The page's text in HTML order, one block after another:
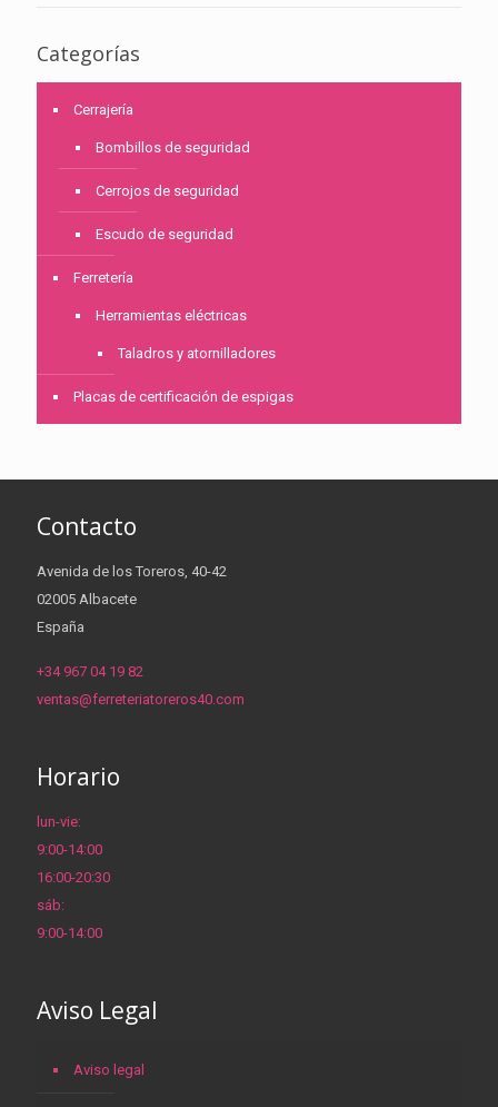
Categorías
Cerrajería
Bombillos de seguridad
Cerrojos de seguridad
Escudo de seguridad
Ferretería
Herramientas eléctricas
Taladros y atornilladores
Placas de certificación de espigas
Contacto
Avenida de los Toreros, 40-42
02005 Albacete
España
+34 967 04 19 82
ventas@ferreteriatoreros40.com
Horario
lun-vie:
9:00-14:00
16:00-20:30
sáb:
9:00-14:00
Aviso Legal
Aviso legal